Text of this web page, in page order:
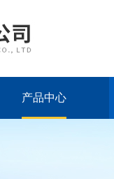
产品中心